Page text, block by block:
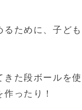
るために、子ど
た段ボールを
ったり！